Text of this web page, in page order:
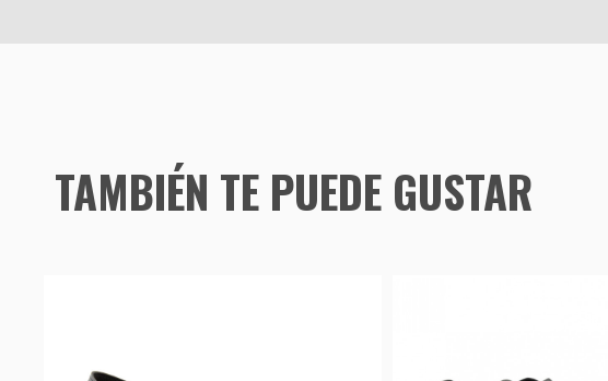
TAMBIÉN TE PUEDE GUSTAR